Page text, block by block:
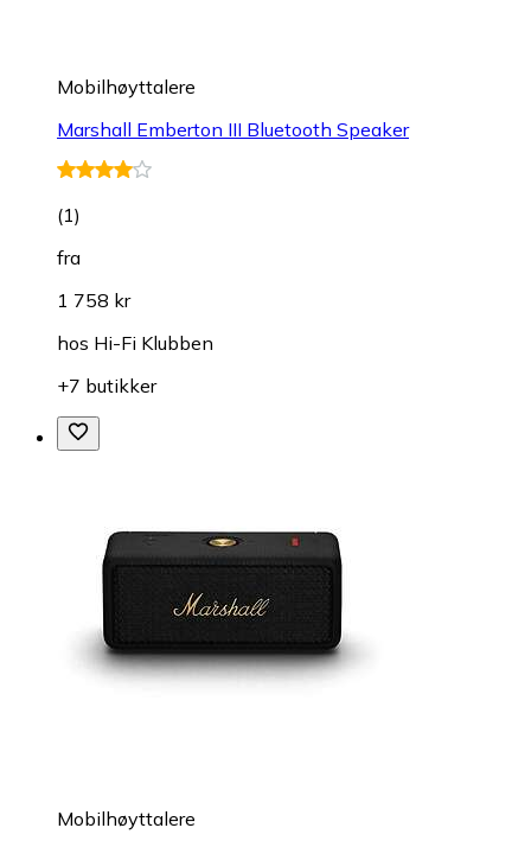
Mobilhøyttalere
Marshall Emberton III Bluetooth Speaker
(1)
fra
1 758 kr
hos Hi-Fi Klubben
+7 butikker
Mobilhøyttalere